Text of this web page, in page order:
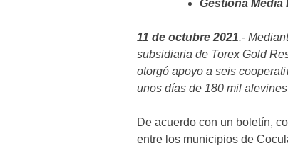
Gestiona
11 de octubre 2021.-
subsidiaria de Torex Gold
otorgó apoyo a seis
unos días de 180 mil
De acuerdo con un boletín,
entre los municipios de